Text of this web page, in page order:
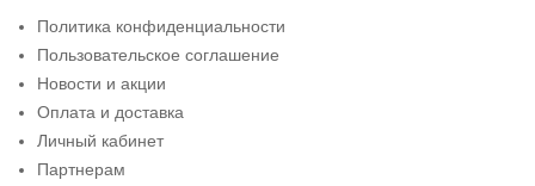
Политика конфиденциальности
Пользовательское соглашение
Новости и акции
Оплата и доставка
Личный кабинет
Партнерам